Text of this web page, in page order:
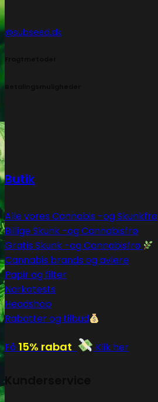
@subseed.dk
Butik
Alle vores Cannabis -og Skunkfrø
Billige Skunk -og Cannabisfrø
Gratis Skunk -og Cannabisfrø
Cannabis brands og avlere
Papir og filter
Narkotests
Headshop
Rabatter og tilbud
Få 15% rabat Klik her